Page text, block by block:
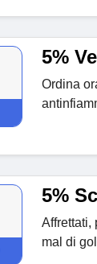
5%
Ordina
5%
Affrettati,
mal di